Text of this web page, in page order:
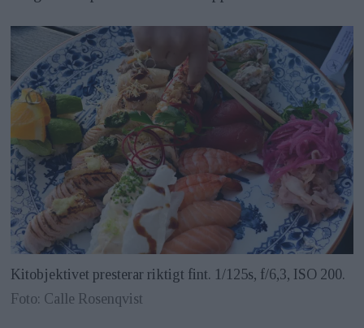
Kitobjektivet presterar riktigt fint. 1/125s, f/6,3, ISO 200.
Foto: Calle Rosenqvist